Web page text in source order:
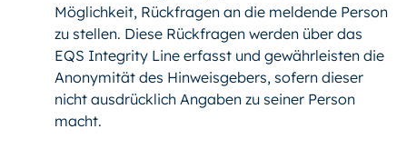
Möglichkeit, Rückfragen an die meldende Person
zu stellen. Diese Rückfragen werden über das
EQS Integrity Line erfasst und gewährleisten die
Anonymität des Hinweisgebers, sofern dieser
nicht ausdrücklich Angaben zu seiner Person
macht.